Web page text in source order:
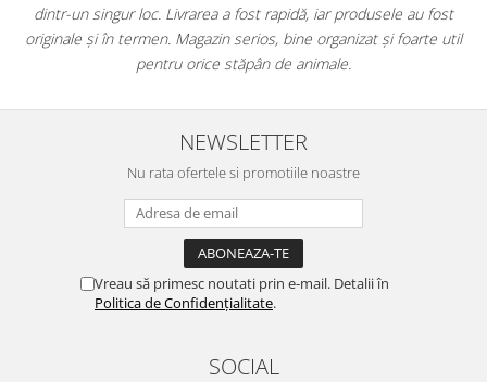
dintr-un singur loc. Livrarea a fost rapidă, iar produsele au fost
originale și în termen. Magazin serios, bine organizat și foarte util
pentru orice stăpân de animale.
NEWSLETTER
Nu rata ofertele si promotiile noastre
Vreau să primesc noutati prin e-mail. Detalii în
Politica de Confidențialitate.
SOCIAL